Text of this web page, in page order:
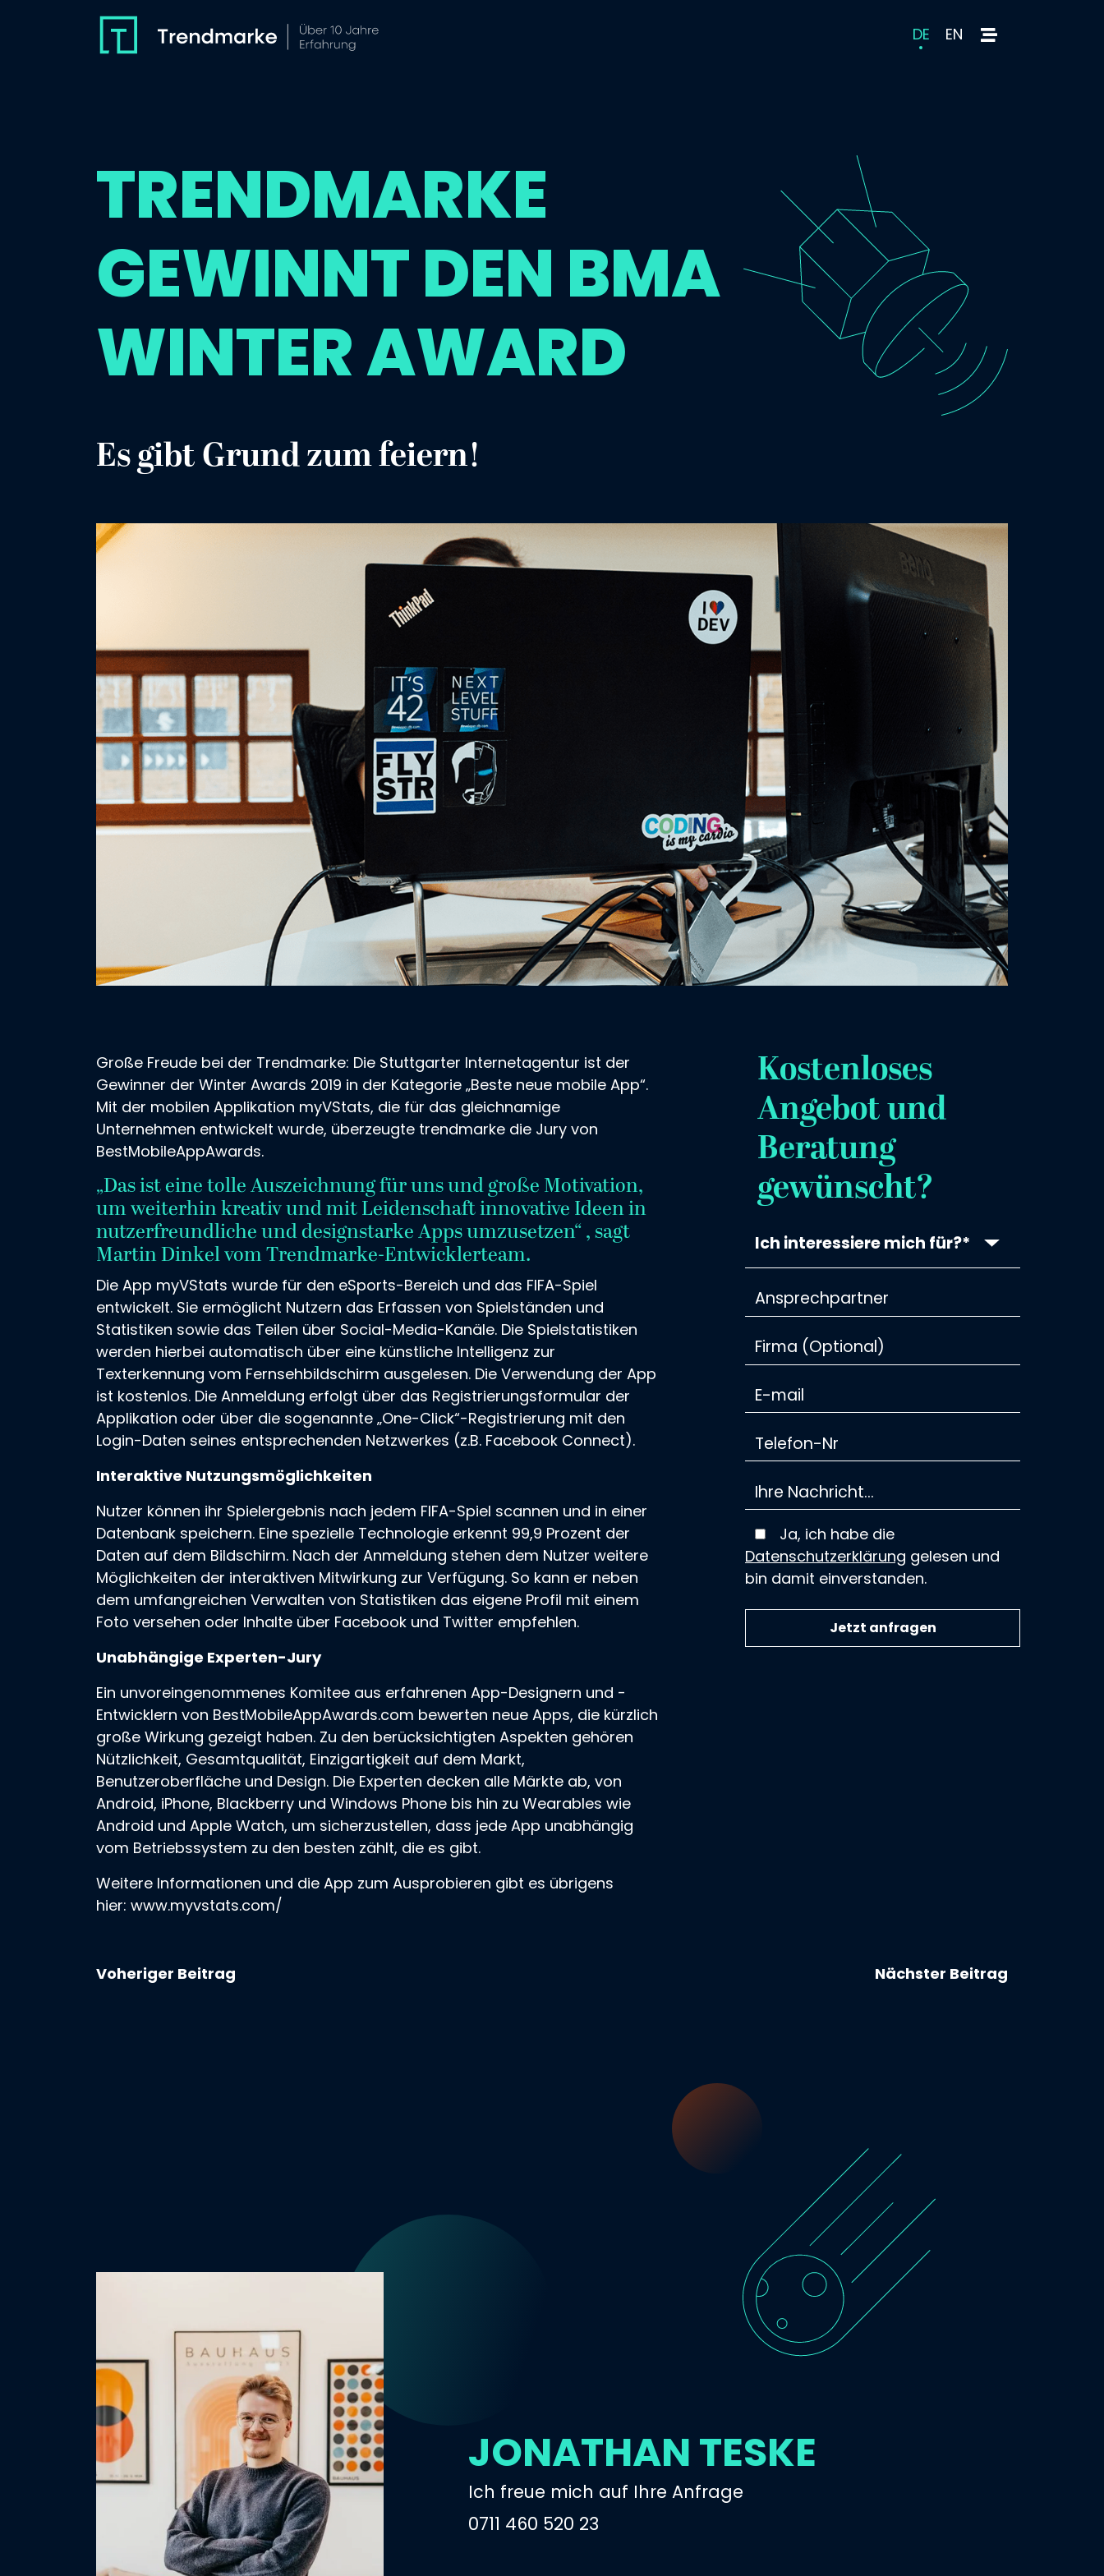
DE EN
TRENDMARKE
GEWINNT DEN BMA
WINTER AWARD
Es gibt Grund zum feiern!
Große Freude bei der Trendmarke: Die Stuttgarter Internetagentur ist der
Gewinner der Winter Awards 2019 in der Kategorie „Beste neue mobile App“.
Mit der mobilen Applikation myVStats, die für das gleichnamige
Unternehmen entwickelt wurde, überzeugte trendmarke die Jury von
BestMobileAppAwards.
„Das ist eine tolle Auszeichnung für uns und große Motivation,
um weiterhin kreativ und mit Leidenschaft innovative Ideen in
nutzerfreundliche und designstarke Apps umzusetzen“ , sagt
Martin Dinkel vom Trendmarke-Entwicklerteam.
Die App myVStats wurde für den eSports-Bereich und das FIFA-Spiel
entwickelt. Sie ermöglicht Nutzern das Erfassen von Spielständen und
Statistiken sowie das Teilen über Social-Media-Kanäle. Die Spielstatistiken
werden hierbei automatisch über eine künstliche Intelligenz zur
Texterkennung vom Fernsehbildschirm ausgelesen. Die Verwendung der App
ist kostenlos. Die Anmeldung erfolgt über das Registrierungsformular der
Applikation oder über die sogenannte „One-Click“-Registrierung mit den
Login-Daten seines entsprechenden Netzwerkes (z.B. Facebook Connect).
Interaktive Nutzungsmöglichkeiten
Nutzer können ihr Spielergebnis nach jedem FIFA-Spiel scannen und in einer
Datenbank speichern. Eine spezielle Technologie erkennt 99,9 Prozent der
Daten auf dem Bildschirm. Nach der Anmeldung stehen dem Nutzer weitere
Möglichkeiten der interaktiven Mitwirkung zur Verfügung. So kann er neben
dem umfangreichen Verwalten von Statistiken das eigene Profil mit einem
Foto versehen oder Inhalte über Facebook und Twitter empfehlen.
Unabhängige Experten-Jury
Ein unvoreingenommenes Komitee aus erfahrenen App-Designern und -
Entwicklern von BestMobileAppAwards.com bewerten neue Apps, die kürzlich
große Wirkung gezeigt haben. Zu den berücksichtigten Aspekten gehören
Nützlichkeit, Gesamtqualität, Einzigartigkeit auf dem Markt,
Benutzeroberfläche und Design. Die Experten decken alle Märkte ab, von
Android, iPhone, Blackberry und Windows Phone bis hin zu Wearables wie
Android und Apple Watch, um sicherzustellen, dass jede App unabhängig
vom Betriebssystem zu den besten zählt, die es gibt.
Weitere Informationen und die App zum Ausprobieren gibt es übrigens
hier: www.myvstats.com/
Kostenloses
Angebot und
Beratung
gewünscht?
Ich interessiere mich für?*
Ja, ich habe die
Datenschutzerklärung gelesen und
bin damit einverstanden.
Voheriger Beitrag Nächster Beitrag
JONATHAN TESKE
Ich freue mich auf Ihre Anfrage
0711 460 520 23